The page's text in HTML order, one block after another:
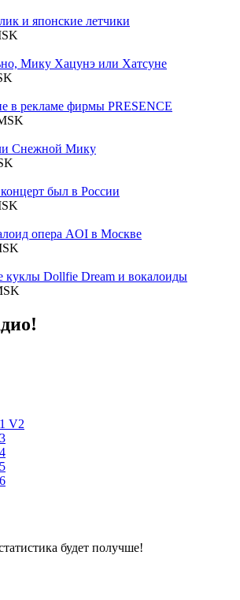
и японские летчики
Мику Хацунэ или Хатсуне
в рекламе фирмы PRESENCE
Снежной Мику
был в России
опера AOI в Москве
куклы Dollfie Dream и вокалоиды
V2
будет получше!